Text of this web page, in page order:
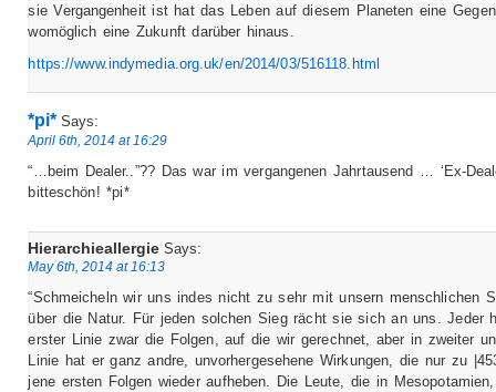
sie Vergangenheit ist hat das Leben auf diesem Planeten eine
womöglich eine Zukunft darüber hinaus.
https://www.indymedia.org.uk/en/2014/03/516118.html
*pi* Says:
April 6th, 2014 at 16:29
“…beim Dealer..”?? Das war im vergangenen Jahrtausend … ‘Ex-
bitteschön! *pi*
Hierarchieallergie Says:
May 6th, 2014 at 16:13
“Schmeicheln wir uns indes nicht zu sehr mit unsern menschlichen
über die Natur. Für jeden solchen Sieg rächt sie sich an uns. Jeder
erster Linie zwar die Folgen, auf die wir gerechnet, aber in zweiter
Linie hat er ganz andre, unvorhergesehene Wirkungen, die nur zu
jene ersten Folgen wieder aufheben. Die Leute, die in Mesopotamien,